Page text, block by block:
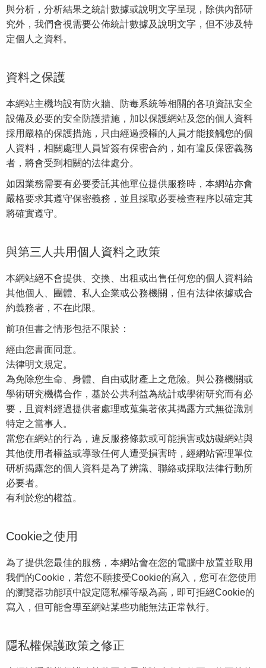
與分析，分析結果之統計數據或說明文字呈現，除供內部研
究外，我們會視需要公佈統計數據及說明文字，但不涉及特
定個人之資料。
資料之保護
本網站主機均設有防火牆、防毒系統等相關的各項資訊安全
設備及必要的安全防護措施，加以保護網站及您的個人資料
採用嚴格的保護措施，只由經過授權的人員才能接觸您的個
人資料，相關處理人員皆簽有保密合約，如有違反保密義務
者，將會受到相關的法律處分。
如因業務需要有必要委託其他單位提供服務時，本網站亦會
嚴格要求其遵守保密義務，並且採取必要檢查程序以確定其
將確實遵守。
與第三人共用個人資料之政策
本網站絕不會提供、交換、出租或出售任何您的個人資料給
其他個人、團體、私人企業或公務機關，但有法律依據或合
約義務者，不在此限。
前項但書之情形包括不限於：
經由您書面同意。
法律明文規定。
為免除您生命、身體、自由或財產上之危險。與公務機關或
學術研究機構合作，基於公共利益為統計或學術研究而有必
要，且資料經過提供者處理或蒐集著依其揭露方式無從識別
特定之當事人。
當您在網站的行為，違反服務條款或可能損害或妨礙網站與
其他使用者權益或導致任何人遭受損害時，經網站管理單位
研析揭露您的個人資料是為了辨識、聯絡或採取法律行動所
必要者。
有利於您的權益。
Cookie之使用
為了提供您最佳的服務，本網站會在您的電腦中放置並取用
我們的Cookie，若您不願接受Cookie的寫入，您可在您使用
的瀏覽器功能項中設定隱私權等級為高，即可拒絕Cookie的
寫入，但可能會導至網站某些功能無法正常執行。
隱私權保護政策之修正